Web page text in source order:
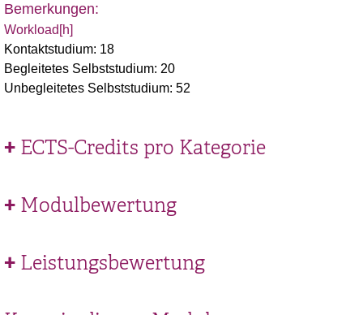
Bemerkungen:
Workload[h]
Kontaktstudium: 18
Begleitetes Selbststudium: 20
Unbegleitetes Selbststudium: 52
ECTS-Credits pro Kategorie
Modulbewertung
Leistungsbewertung